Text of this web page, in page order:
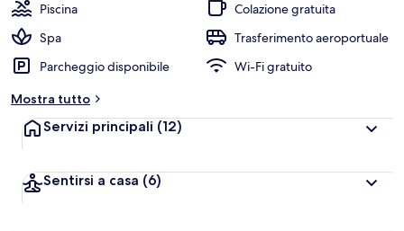
a
u
z
Piscina
Colazione gratuita
Spa
Trasferimento aeroportuale
Parcheggio disponibile
Wi-Fi gratuito
Mostra tutto
Servizi principali (12)
Sentirsi a casa (6)